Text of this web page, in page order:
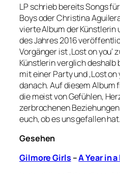
LP schrieb bereits Songs
Boys oder Christina
vierte Album der Künstlerin
des Jahres 2016
Vorgänger ist ‚Lost on you‘
Künstlerin verglich deshalb
mit einer Party und ‚Lost on
danach. Auf diesem Album
die meist von Gefühlen,
zerbrochenen
euch, ob es uns gefallen hat.
Gesehen
Gilmore Girls–A Year in